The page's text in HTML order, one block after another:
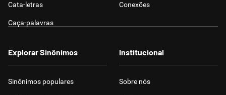
Cata-letras Conexões
Caça-palavras
Explorar Sinônimos
Sinônimos populares
Institucional
Sobre nós